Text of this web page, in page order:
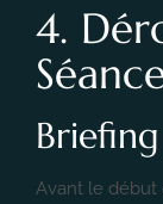
4.
Avant le début